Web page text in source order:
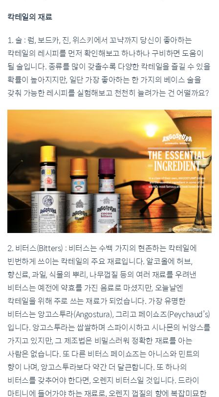
칵테일의 재료
1. 술 : 럼, 보드카, 진, 위스키에서 꼬냑까지 당신이 좋아하는
칵테일의 레시피를 먼저 확인해보고 하나하나 구비하면 도움이
될 술입니다. 종류를 많이 갖출수록 다양한 칵테일을 즐길 수 있을
확률이 높아지지만, 일단 가장 좋아하는 한 가지의 베이스 술을
갖춰 가능한 레시피를 실험해보고 천천히 늘려가는 건 어떨까요?
2. 비터스(Bitters) : 비터스는 수백 가지의 현존하는 칵테일에
빈번하게 쓰이는 칵테일의 주요 재료입니다. 알코올에 허브,
향신료, 과일, 식물의 뿌리, 나무껍질 등의 여러 재료를 우려낸
비터스는 예전에 약효를 가진 음료로 마셨지만, 오늘날엔
칵테일을 위해 주로 쓰는 재료가 되었습니다. 가장 유명한
비터스는 앙고스투라(Angostura), 그리고 페이쇼즈(Peychaud’s)
입니다. 앙고스투라는 쌉쌀하며 스파이시하고 시나몬의 뉘앙스를
가지고 있지만, 그 제조법은 비밀스러워 정확한 재료를 아는
사람은 없습니다. 또 다른 비터스 페이쇼즈는 아니스와 민트의
향이 나며, 앙고스투라보다 약간 더 달큰합니다. 또 하나의
비터스를 갖추어야 한다면, 오렌지 비터스일 것입니다. 드라이
마티니에 들어가야 하는 재료로, 오렌지 껍질의 향에 복잡미묘한